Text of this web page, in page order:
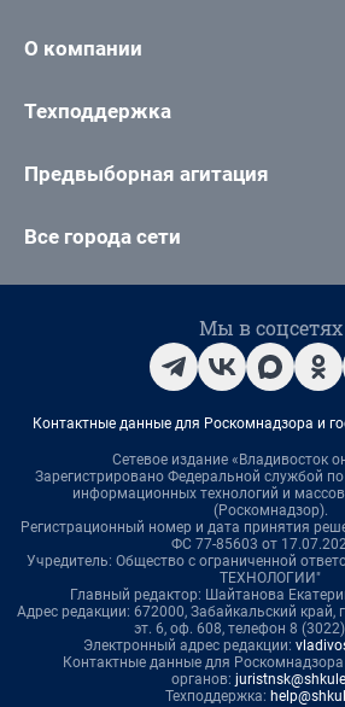
О компании
Техподдержка
Предвыборная агитация
Все города сети
Мы в соцсетях
Контактные данные для Роскомнадзора и
Сетевое издание «Владивосток
Зарегистрировано Федеральной службой
информационных технологий и
(Роскомнадзор).
Регистрационный номер и дата принятия
ФС 77-85603 от
Учредитель: Общество с ограниченной
ТЕХНОЛОГИИ"
Главный редактор: Шайтанова
Адрес редакции: 672000, Забайкальский край,
эт. 6, оф. 608, телефон 8
Электронный адрес редакции:
Контактные данные для Роскомнадзора
органов:
Техподдержка: